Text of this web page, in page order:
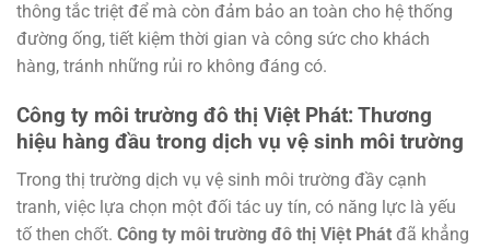
thông tắc triệt để mà còn đảm bảo an toàn cho hệ thống
đường ống, tiết kiệm thời gian và công sức cho khách
hàng, tránh những rủi ro không đáng có.
Công ty môi trường đô thị Việt Phát: Thương
hiệu hàng đầu trong dịch vụ vệ sinh môi trường
Trong thị trường dịch vụ vệ sinh môi trường đầy cạnh
tranh, việc lựa chọn một đối tác uy tín, có năng lực là yếu
tố then chốt. Công ty môi trường đô thị Việt Phát đã khẳng